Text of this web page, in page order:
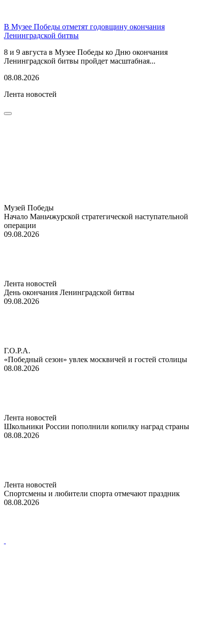
В Музее Победы отметят годовщину окончания
Ленинградской битвы
8 и 9 августа в Музее Победы ко Дню окончания
Ленинградской битвы пройдет масштабная...
08.08.2026
Лента новостей
Музей Победы
Начало Маньчжурской стратегической наступательной
операции
09.08.2026
Лента новостей
День окончания Ленинградской битвы
09.08.2026
Г.О.Р.А.
«Победный сезон» увлек москвичей и гостей столицы
08.08.2026
Лента новостей
Школьники России пополнили копилку наград страны
08.08.2026
Лента новостей
Спортсмены и любители спорта отмечают праздник
08.08.2026